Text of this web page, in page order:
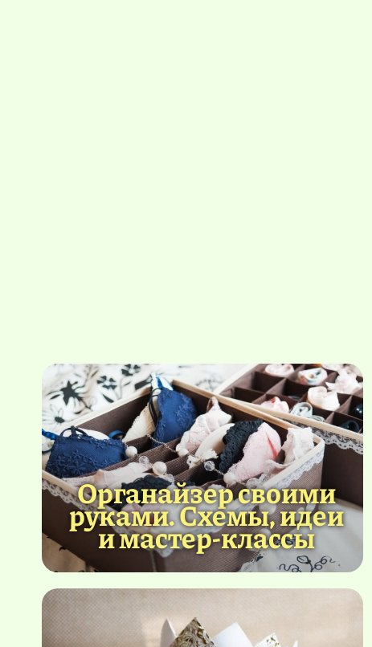
Органайзер своими
руками. Схемы, идеи
и мастер-классы